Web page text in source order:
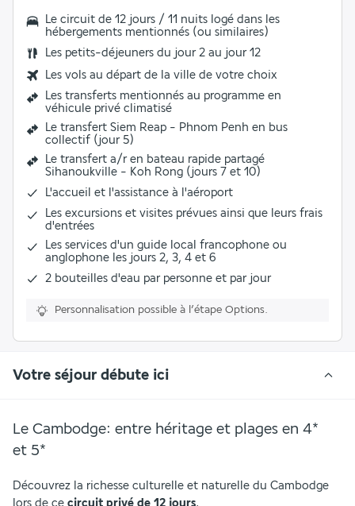
Le circuit de 12 jours / 11 nuits logé dans les
hébergements mentionnés (ou similaires)
Les petits-déjeuners du jour 2 au jour 12
Les vols au départ de la ville de votre choix
Les transferts mentionnés au programme en
véhicule privé climatisé
Le transfert Siem Reap - Phnom Penh en bus
collectif (jour 5)
Le transfert a/r en bateau rapide partagé
Sihanoukville - Koh Rong (jours 7 et 10)
L'accueil et l'assistance à l'aéroport
Les excursions et visites prévues ainsi que leurs frais
d'entrées
Les services d'un guide local francophone ou
anglophone les jours 2, 3, 4 et 6
2 bouteilles d'eau par personne et par jour
Personnalisation possible à l’étape Options.
Votre séjour débute ici
Le Cambodge: entre héritage et plages en 4*
et 5*
Découvrez la richesse culturelle et naturelle du Cambodge